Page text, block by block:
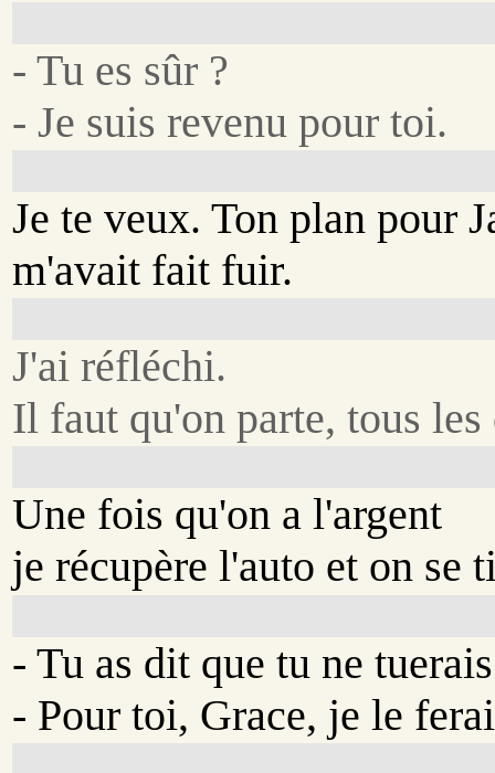
- Tu es sûr ?
- Je suis revenu pour toi.
Je te veux. Ton plan pour
m'avait fait fuir.
J'ai réfléchi.
Il faut qu'on parte, tous les
Une fois qu'on a l'argent
je récupère l'auto et on se
- Tu as dit que tu ne
- Pour toi, Grace, je le